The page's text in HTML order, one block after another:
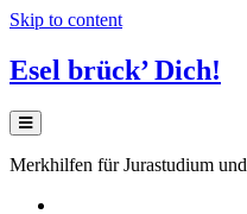
Skip to content
Esel brück’ Dich!
Merkhilfen für Jurastudium